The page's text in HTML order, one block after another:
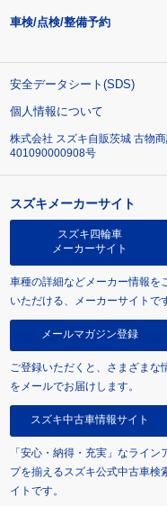
車検/点検/整備予約
安全データシート(SDS)
個人情報について
株式会社 スズキ自販茨城 古物
401090000908号
スズキメーカーサイト
スズキ四輪車
メーカーサイト
車種の詳細などメーカー情報を
いただける、メーカーサイトで
メールマガジン登録
ご登録いただくと、さまざまな
をメールでお届けします。
スズキ中古車情報サイト
「安心・納得・充実」なライン
プを揃えるスズキ公式中古車検
イトです。